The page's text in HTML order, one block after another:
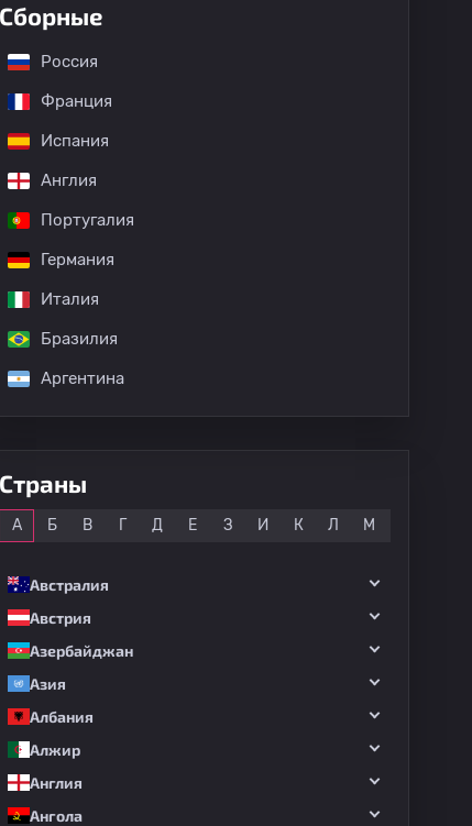
Сборные
Россия
Франция
Испания
Англия
Португалия
Германия
Италия
Бразилия
Аргентина
Страны
А Б В Г Д Е З И К Л М
Австралия
Австрия
Азербайджан
Азия
Албания
Алжир
Англия
Ангола